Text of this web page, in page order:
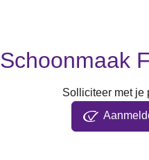
Schoonmaak
Solliciteer met je